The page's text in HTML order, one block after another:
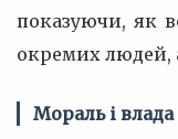
показуючи, як
окремих людей,
Мораль і влада